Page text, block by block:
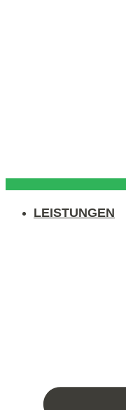
LEISTUNGEN